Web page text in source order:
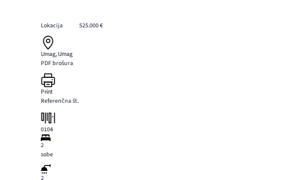
Lokacija
Umag, Umag
PDF brošura
Print
Referenčna št.
0104
525.000 €
2
sobe
2